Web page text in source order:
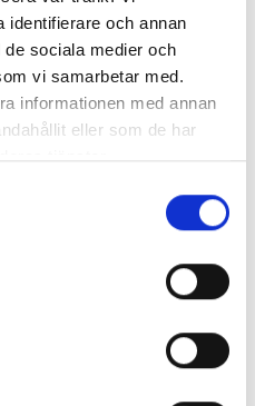
identifierare och annan
sociala medier och
vi samarbetar med.
informationen med annan
eller som de har
tjänster.